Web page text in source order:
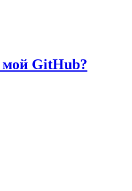
мой GitHub?